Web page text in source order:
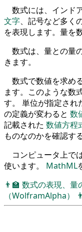
数式には、インド
文字、記号など多く
を表現します。量を
数式は、量との量
きます。
数式で数値を求め
ます。このような数
す。 単位が指定され
の定義が変わると 数
記載された 数値方程
ものなのかを確認す
コンピュータ上で
使います。 MathML
👨‍🏫 数式の表現、量
（WolframAlpha）